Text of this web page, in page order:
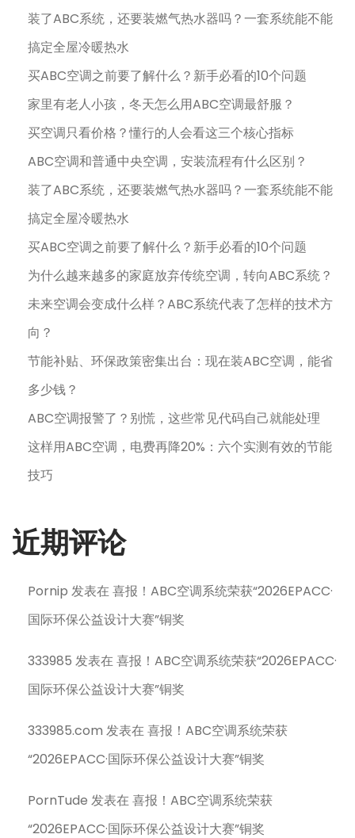
装了ABC系统，还要装燃气热水器吗？一套系统能不能
搞定全屋冷暖热水
买ABC空调之前要了解什么？新手必看的10个问题
家里有老人小孩，冬天怎么用ABC空调最舒服？
买空调只看价格？懂行的人会看这三个核心指标
ABC空调和普通中央空调，安装流程有什么区别？
装了ABC系统，还要装燃气热水器吗？一套系统能不能
搞定全屋冷暖热水
买ABC空调之前要了解什么？新手必看的10个问题
为什么越来越多的家庭放弃传统空调，转向ABC系统？
未来空调会变成什么样？ABC系统代表了怎样的技术方
向？
节能补贴、环保政策密集出台：现在装ABC空调，能省
多少钱？
ABC空调报警了？别慌，这些常见代码自己就能处理
这样用ABC空调，电费再降20%：六个实测有效的节能
技巧
近期评论
Pornip 发表在喜报！ABC空调系统荣获“2026EPACC·
国际环保公益设计大赛”铜奖
333985 发表在喜报！ABC空调系统荣获“2026EPACC·
国际环保公益设计大赛”铜奖
333985.com 发表在喜报！ABC空调系统荣获
“2026EPACC·国际环保公益设计大赛”铜奖
PornTude 发表在喜报！ABC空调系统荣获
“2026EPACC·国际环保公益设计大赛”铜奖